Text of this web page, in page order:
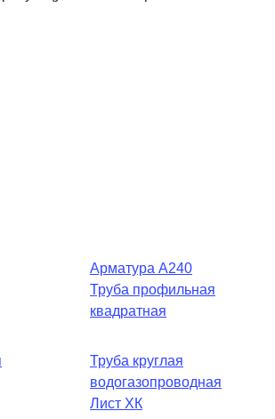
Арматура А240
Труба профильная
квадратная
Труба круглая
водогазопроводная
Лист ХК